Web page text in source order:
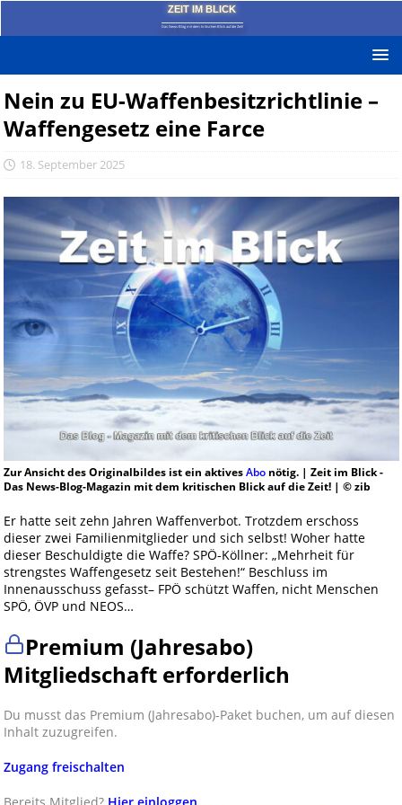
ZEIT IM BLICK
Das News-Blog mit dem kritischen Blick auf die Zeit!
Nein zu EU-Waffenbesitzrichtlinie –
Waffengesetz eine Farce
18. September 2025
Zur Ansicht des Originalbildes ist ein aktivesAbonötig. | Zeit im Blick -
Das News-Blog-Magazin mit dem kritischen Blick auf die Zeit! | © zib
Er hatte seit zehn Jahren Waffenverbot. Trotzdem erschoss
dieser zwei Familienmitglieder und sich selbst! Woher hatte
dieser Beschuldigte die Waffe? SPÖ-Köllner: „Mehrheit für
strengstes Waffengesetz seit Bestehen!“ Beschluss im
Innenausschuss gefasst– FPÖ schützt Waffen, nicht Menschen
SPÖ, ÖVP und NEOS…
Premium (Jahresabo)
Mitgliedschaft erforderlich
Du musst das Premium (Jahresabo)-Paket buchen, um auf diesen
Inhalt zuzugreifen.
Zugang freischalten